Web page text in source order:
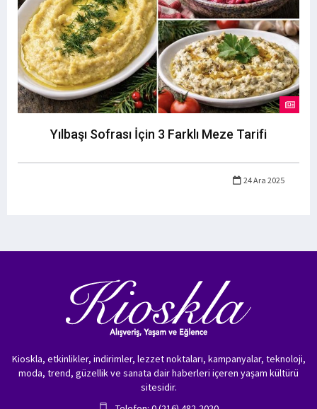
Yılbaşı Sofrası İçin 3 Farklı Meze Tarifi
24 Ara 2025
Kioskla, etkinlikler, indirimler, lezzet noktaları, kampanyalar, teknoloji,
moda, trend, güzellik ve sanata dair haberleri içeren yaşam kültürü
sitesidir.